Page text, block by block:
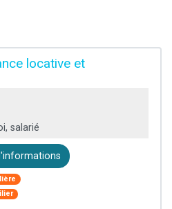
locative et
salarié